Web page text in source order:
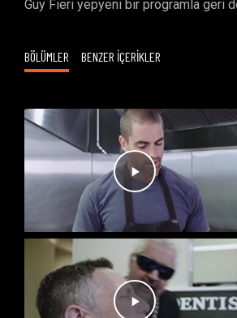
Guy Fieri yepyeni bir programla geri
BÖLÜMLER BENZER İÇERİKLER